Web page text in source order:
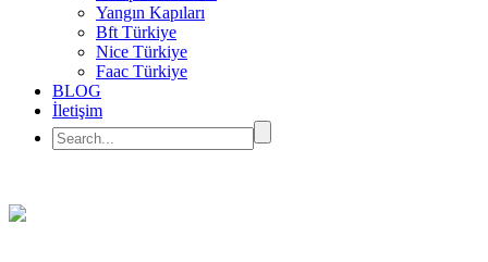
Yangın Kapıları
Bft Türkiye
Nice Türkiye
Faac Türkiye
BLOG
İletişim